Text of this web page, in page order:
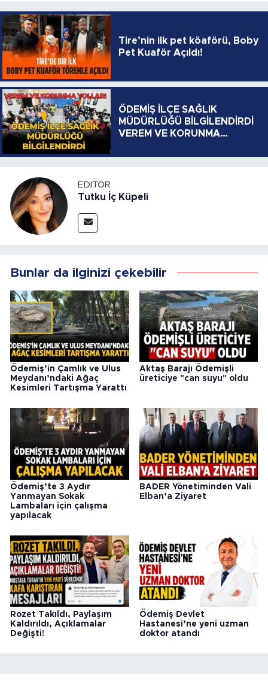
Tire’nin ilk pet köaförü, Boby
Pet Kuaför Açıldı!
ÖDEMİŞ İLÇE SAĞLIK
MÜDÜRLÜĞÜ BİLGİLENDİRDİ
VEREM VE KORUNMA
EDITÖR
Tutku İç Küpeli
Bunlar da ilginizi çekebilir
Ödemiş’in Çamlık ve Ulus
Meydanı’ndaki Ağaç
Kesimleri Tartışma Yarattı
Aktaş Barajı Ödemişli
üreticiye "can suyu" oldu
Ödemiş’te 3 Aydır
Yanmayan Sokak
Lambaları için çalışma
yapılacak
BADER Yönetiminden Vali
Elban’a Ziyaret
Rozet Takıldı, Paylaşım
Kaldırıldı, Açıklamalar
Değişti!
Ödemiş Devlet
Hastanesi’ne yeni uzman
doktor atandı